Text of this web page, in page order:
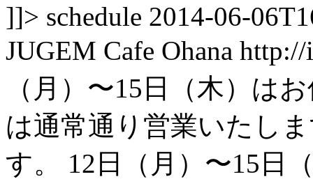
]]> schedule 2014-06-
JUGEM Cafe Ohana http://
（月）〜15日（木）は
は通常通り営業いたし
す。 12日（月）〜15日